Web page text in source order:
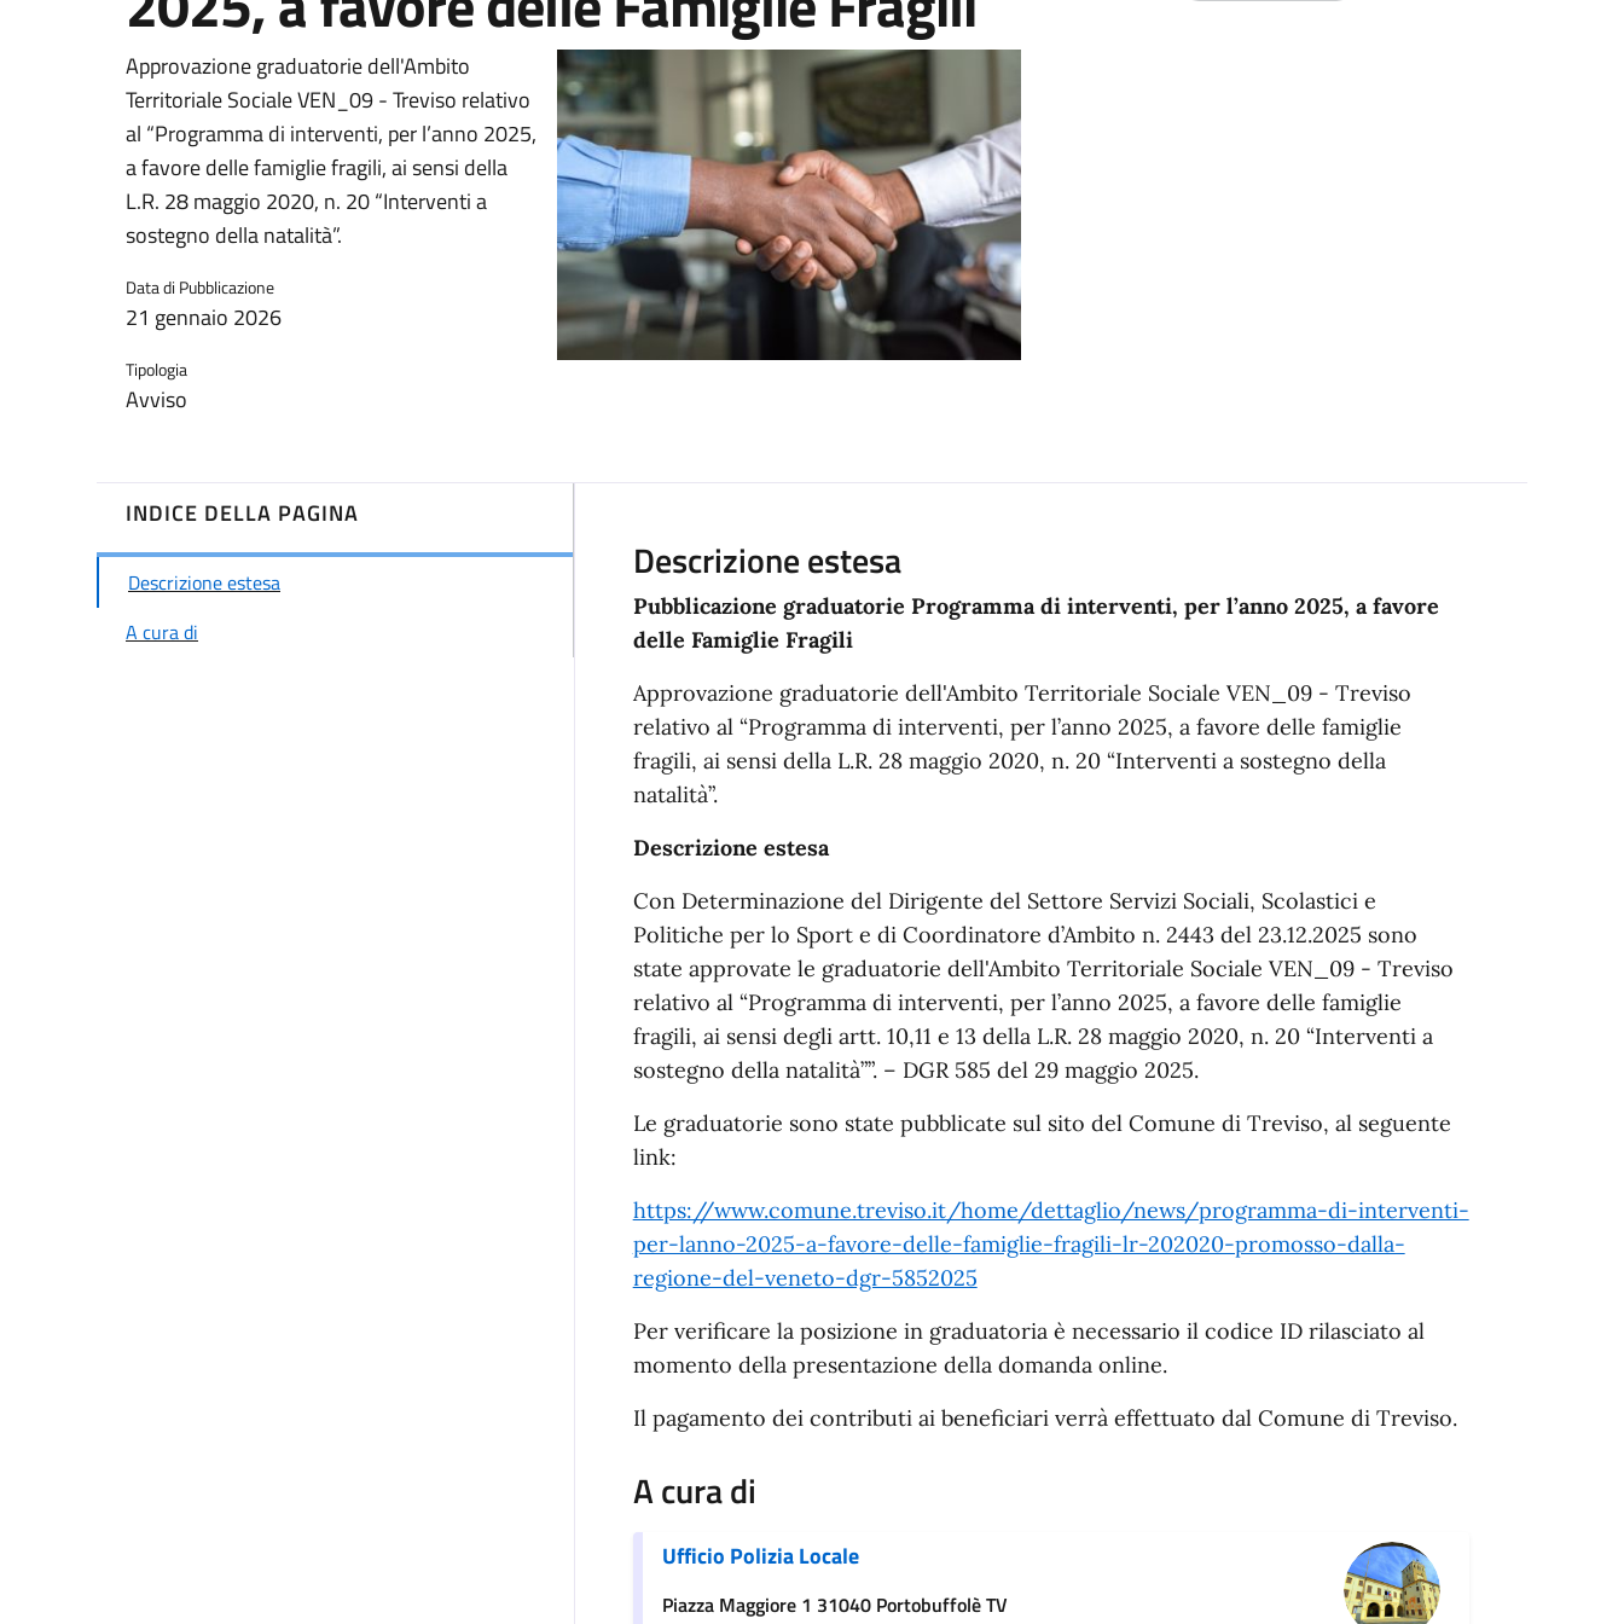
Approvazione graduatorie dell'Ambito
Territoriale Sociale VEN_09 - Treviso relativo
al “Programma di interventi, per l’anno 2025,
a favore delle famiglie fragili, ai sensi della
L.R. 28 maggio 2020, n. 20 “Interventi a
sostegno della natalità”.
Data di Pubblicazione
21 gennaio 2026
Tipologia
Avviso
INDICE DELLA PAGINA
Descrizione estesa
A cura di
Descrizione estesa
Pubblicazione graduatorie Programma di interventi, per l’anno 2025, a favore
delle Famiglie Fragili
Approvazione graduatorie dell'Ambito Territoriale Sociale VEN_09 - Treviso
relativo al “Programma di interventi, per l’anno 2025, a favore delle famiglie
fragili, ai sensi della L.R. 28 maggio 2020, n. 20 “Interventi a sostegno della
natalità”.
Descrizione estesa
Con Determinazione del Dirigente del Settore Servizi Sociali, Scolastici e
Politiche per lo Sport e di Coordinatore d’Ambito n. 2443 del 23.12.2025 sono
state approvate le graduatorie dell'Ambito Territoriale Sociale VEN_09 - Treviso
relativo al “Programma di interventi, per l’anno 2025, a favore delle famiglie
fragili, ai sensi degli artt. 10,11 e 13 della L.R. 28 maggio 2020, n. 20 “Interventi a
sostegno della natalità””. – DGR 585 del 29 maggio 2025.
Le graduatorie sono state pubblicate sul sito del Comune di Treviso, al seguente
link:
https://www.comune.treviso.it/home/dettaglio/news/programma-di-interventi-
per-lanno-2025-a-favore-delle-famiglie-fragili-lr-202020-promosso-dalla-
regione-del-veneto-dgr-5852025
Per verificare la posizione in graduatoria è necessario il codice ID rilasciato al
momento della presentazione della domanda online.
Il pagamento dei contributi ai beneficiari verrà effettuato dal Comune di Treviso.
A cura di
Ufficio Polizia Locale
Piazza Maggiore 1 31040 Portobuffolè TV